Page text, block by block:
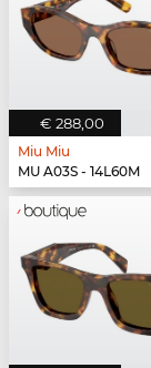
€ 288,00
Miu Miu
MU A03S - 14L60M